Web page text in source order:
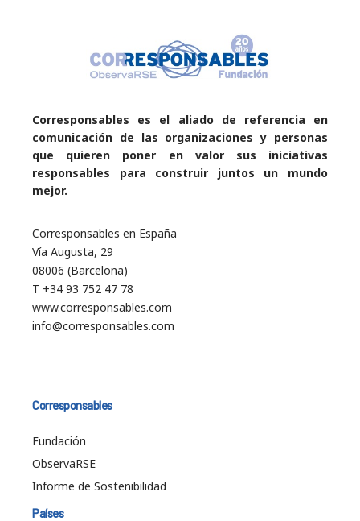
Corresponsables es el aliado de referencia en
comunicación de las organizaciones y personas
que quieren poner en valor sus iniciativas
responsables para construir juntos un mundo
mejor.
Corresponsables en España
Vía Augusta, 29
08006 (Barcelona)
T +34 93 752 47 78
www.corresponsables.com
info@corresponsables.com
Corresponsables
Fundación
ObservaRSE
Informe de Sostenibilidad
Países